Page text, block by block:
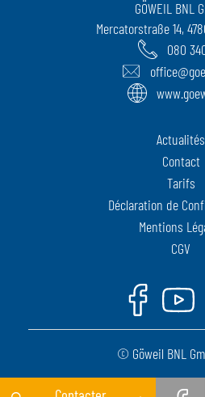
GÖWEIL BNL
Mercatorstraße 14,
080
Actualités
Contact
Tarifs
Déclaration de
Mentions
CGV
© Göweil BNL